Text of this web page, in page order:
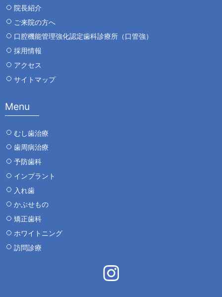
院長紹介
ご来院の方へ
口腔機能管理強化認定歯科診療所（口管強）
採用情報
アクセス
サイトマップ
Menu
むし歯治療
歯周病治療
予防歯科
インプラント
入れ歯
かぶせもの
矯正歯科
ホワイトニング
訪問診療